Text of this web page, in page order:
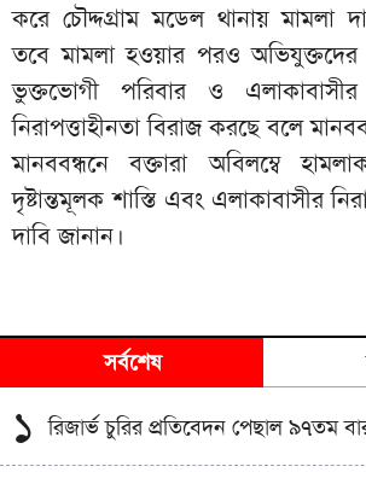
করে চৌদ্দগ্রাম মডেল থানায় মামলা
তবে মামলা হওয়ার পরও অভিযুক্তদের
ভুক্তভোগী পরিবার ও
নিরাপত্তাহীনতা বিরাজ করছে বলে
মানববন্ধনে বক্তারা অবিলম্বে
দৃষ্টান্তমূলক শাস্তি এবং এলাকাবাসীর
দাবি জানান।
সর্বশেষ
১ রিজার্ভ চুরির প্রতিবেদন পেছাল ৯৭তম